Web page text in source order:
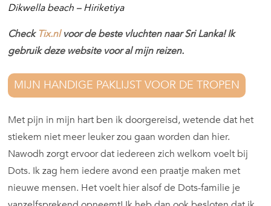
Dikwella beach – Hiriketiya
CheckTix.nl voor de beste vluchten naar Sri Lanka! Ik
gebruik deze website voor al mijn reizen.
MIJN HANDIGE PAKLIJST VOOR DE TROPEN
Met pijn in mijn hart ben ik doorgereisd, wetende dat het
stiekem niet meer leuker zou gaan worden dan hier.
Nawodh zorgt ervoor dat iedereen zich welkom voelt bij
Dots. Ik zag hem iedere avond een praatje maken met
nieuwe mensen. Het voelt hier alsof de Dots-familie je